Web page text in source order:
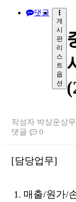
댓글
게
시
판
리
스
트
옵
션
작성자 박상운상무
댓글
0
본문
[담당업무]
1. 매출/원가/